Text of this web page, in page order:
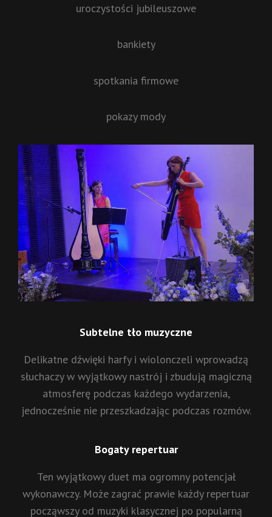
uroczystości jubileuszowe
bankiety
spotkania firmowe
pokazy mody
Subtelne tło muzyczne
Delikatne dźwięki harfy i wiolonczeli wprowadzą
słuchaczy w wyjątkowy nastrój i zbudują magiczną
atmosferę podczas każdego wydarzenia,
jednocześnie nie przeszkadzając podczas rozmów.
Bogaty repertuar
Ten wyjątkowy duet ma ogromny potencjał
wykonawczy. Może zagrać prawie każdy repertuar
począwszy od muzyki klasycznej po popularną